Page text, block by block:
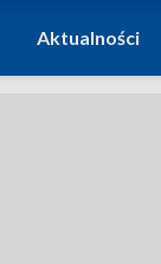
Aktualności